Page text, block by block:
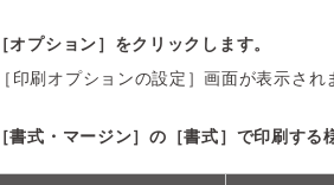
［オプション］をクリックします。
［印刷オプションの設定］画面が表示され
［書式・マージン］の［書式］で印刷する